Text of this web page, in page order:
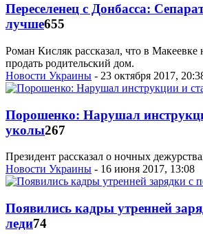
Переселенец с Донбасса:
лучше655
Роман Кисляк рассказал, что в Макеевке
продать родительский дом.
Новости Украины - 23 октября 2017,
Порошенко: Нарушал
уколы267
Президент рассказал о ночных
Новости Украины - 16 июня 2017, 13:08
Появились кадры утренней
леди74